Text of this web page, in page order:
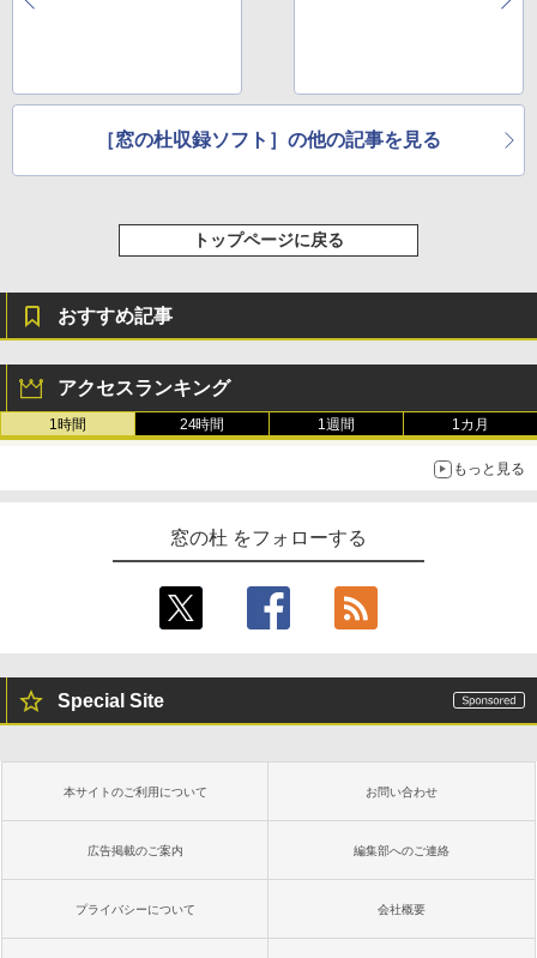
［窓の杜収録ソフト］の他の記事を見る
トップページに戻る
おすすめ記事
アクセスランキング
1時間 24時間 1週間 1カ月
もっと見る
窓の杜 をフォローする
Special Site
本サイトのご利用について お問い合わせ
広告掲載のご案内 編集部へのご連絡
プライバシーについて 会社概要